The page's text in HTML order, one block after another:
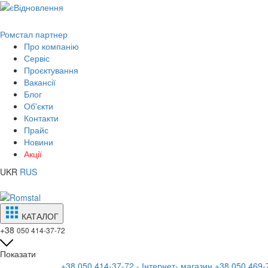
Ромстал партнер
Про компанію
Сервіс
Проєктування
Вакансії
Блог
Об'єкти
Контакти
Прайс
Новини
Акції
UKR RUS
КАТАЛОГ
+38 050 414-37-72
Показати
+38 050 414-37-72 - Інтернет- магазин +38 050